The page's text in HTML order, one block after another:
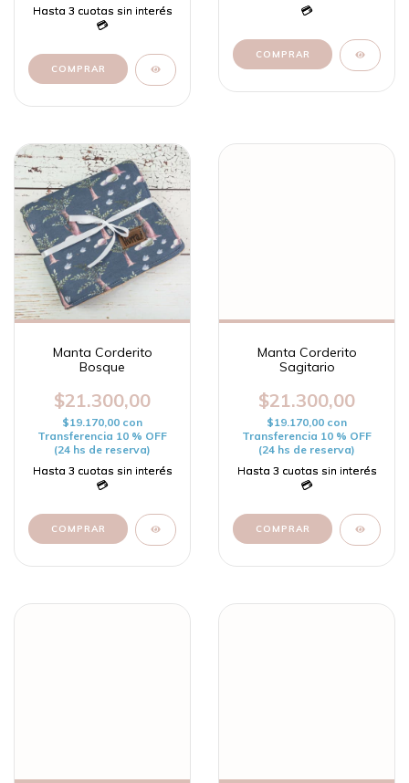
Manta Corderito
Bosque
$21.300,00
$19.170,00 con
Transferencia 10 % OFF
(24 hs de reserva)
Manta Corderito
Sagitario
$21.300,00
$19.170,00 con
Transferencia 10 % OFF
(24 hs de reserva)